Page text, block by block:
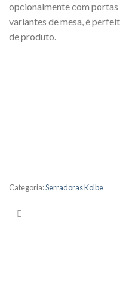
opcionalmente com
variantes de mesa, é
de produto.
Categoria:Serradoras Kolbe